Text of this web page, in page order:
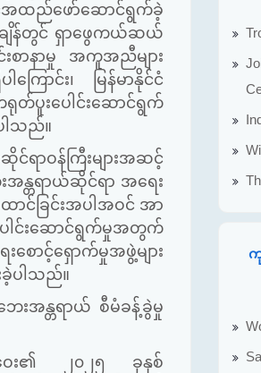
အထည်ဖော်ဆောင်ရွက်ခဲ့
ရချိန်တွင် ရှာဖွေကယ်ဆယ်
းစာနာမှု အကူအညီများ
ောင်း၊ မြန်မာနိုင်ငံ
တ်ပူးပေါင်းဆောင်ရွက်
ါသည်။
ာဝန်ကြီးများအဆင့်
န္တရာယ်ဆိုင်ရာ အရေး
ာင်ခြင်းအပါအဝင် အာ
င်းဆောင်ရွက်မှုအတွက်
းစောင့်ရှောက်မှုအဖွဲ့များ
ခဲ့ပါသည်။
အန္တရာယ် စီမံခန့်ခွဲမှု
အဝေး၏ ၂၀၂၅ ခုနှစ်